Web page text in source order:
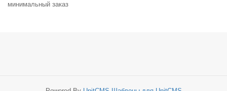
минимальный заказ